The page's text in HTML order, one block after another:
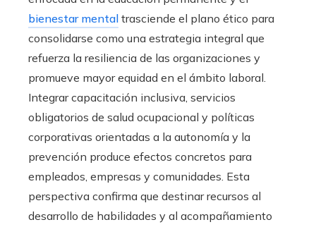
bienestar mental trasciende el plano ético para
consolidarse como una estrategia integral que
refuerza la resiliencia de las organizaciones y
promueve mayor equidad en el ámbito laboral.
Integrar capacitación inclusiva, servicios
obligatorios de salud ocupacional y políticas
corporativas orientadas a la autonomía y la
prevención produce efectos concretos para
empleados, empresas y comunidades. Esta
perspectiva confirma que destinar recursos al
desarrollo de habilidades y al acompañamiento